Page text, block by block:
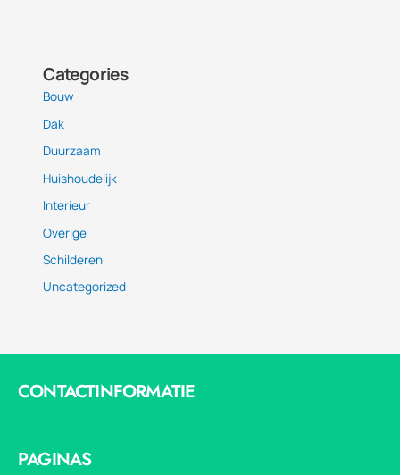
Categories
Bouw
Dak
Duurzaam
Huishoudelijk
Interieur
Overige
Schilderen
Uncategorized
CONTACTINFORMATIE
PAGINAS